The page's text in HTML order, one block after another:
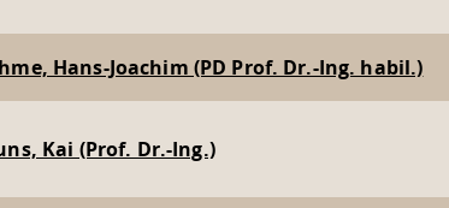
Hans-Joachim (PD Prof. Dr.-Ing. habil.)
Kai (Prof. Dr.-Ing.)